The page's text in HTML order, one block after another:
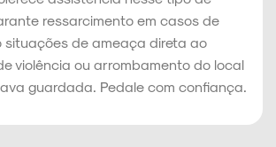
ressarcimento em casos de
situações de ameaça direta ao
violência ou arrombamento do local
guardada. Pedale com confiança.